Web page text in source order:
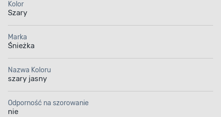
Solidne powłoki
Preparat olejno-ftalowy jest produkowany z żywic
przedmiotach metalowych. Odnawiane za jego
pomocą powierzchnie stają się odporne
na działanie środków dezynfekujących, czynników
atmosferycznych i ścieranie. Dodatkowo
Kolor
Szary
Marka
Śnieżka
Nazwa Koloru
szary jasny
Odporność na szorowanie
nie